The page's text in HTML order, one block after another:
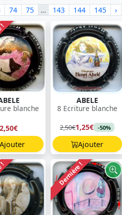
74 75 … 143 144 145 ›
!
blanche
2,50€
Ajouter
ABELE
8 Ecriture blanche
2,50€1,25€ -50%
Ajouter
! Dernière !